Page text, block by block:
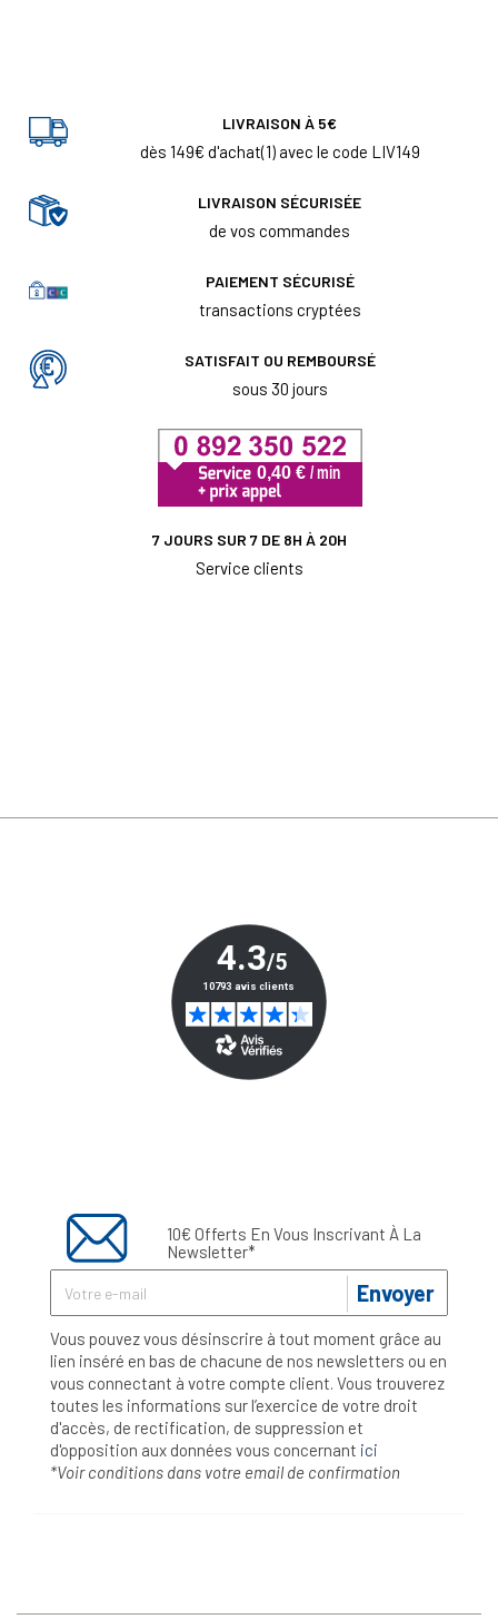
LIVRAISON À 5€
dès 149€ d'achat(1) avec le code LIV149
LIVRAISON SÉCURISÉE
de vos commandes
PAIEMENT SÉCURISÉ
transactions cryptées
SATISFAIT OU REMBOURSÉ
sous 30 jours
7 JOURS SUR 7 DE 8H À 20H
Service clients
10€ Offerts En Vous Inscrivant À La
Newsletter*
Envoyer
Vous pouvez vous désinscrire à tout moment grâce au
lien inséré en bas de chacune de nos newsletters ou en
vous connectant à votre compte client. Vous trouverez
toutes les informations sur l’exercice de votre droit
d'accès, de rectification, de suppression et
d'opposition aux données vous concernant ici
*Voir conditions dans votre email de confirmation